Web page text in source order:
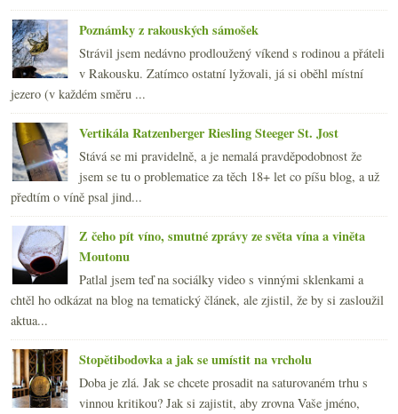
Poznámky z rakouských sámošek
Strávil jsem nedávno prodloužený víkend s rodinou a přáteli
v Rakousku. Zatímco ostatní lyžovali, já si oběhl místní
jezero (v každém směru ...
Vertikála Ratzenberger Riesling Steeger St. Jost
Stává se mi pravidelně, a je nemalá pravděpodobnost že
jsem se tu o problematice za těch 18+ let co píšu blog, a už
předtím o víně psal jind...
Z čeho pít víno, smutné zprávy ze světa vína a viněta
Moutonu
Patlal jsem teď na sociálky video s vinnými sklenkami a
chtěl ho odkázat na blog na tematický článek, ale zjistil, že by si zasloužil
aktua...
Stopětibodovka a jak se umístit na vrcholu
Doba je zlá. Jak se chcete prosadit na saturovaném trhu s
vinnou kritikou? Jak si zajistit, aby zrovna Vaše jméno,